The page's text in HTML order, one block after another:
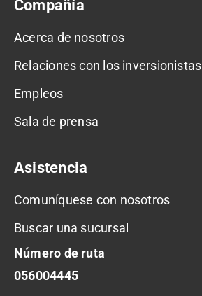
Compañía
Acerca de nosotros
Relaciones con los inversionistas
Empleos
Sala de prensa
Asistencia
Comuníquese con nosotros
Buscar una sucursal
Número de ruta
056004445